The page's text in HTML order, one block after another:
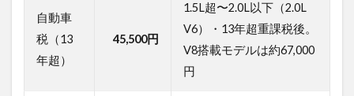
1.2
と見
落と
自動車
税（13
年超）
45,500円
1.5L超〜2.0L以下（2.0L
V6）・13年超重課税後。
V8搭載モデルは約67,000
円